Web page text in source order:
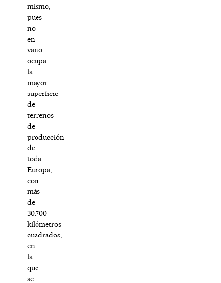
mismo,
pues
no
en
vano
ocupa
la
mayor
superficie
de
terrenos
de
producción
de
toda
Europa,
con
más
de
30.700
kilómetros
cuadrados,
en
la
que
se